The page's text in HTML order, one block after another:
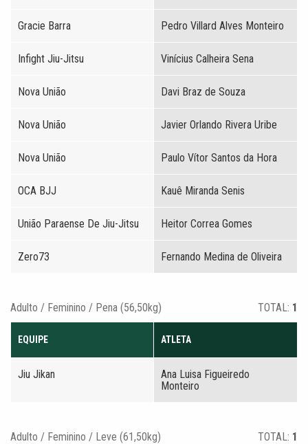
Gracie Barra Pedro Villard Alves Monteiro
Infight Jiu-Jitsu Vinícius Calheira Sena
Nova União Davi Braz de Souza
Nova União Javier Orlando Rivera Uribe
Nova União Paulo Vítor Santos da Hora
OCA BJJ Kauê Miranda Senis
União Paraense De Jiu-Jitsu Heitor Correa Gomes
Zero73 Fernando Medina de Oliveira
Adulto / Feminino / Pena (56,50kg) TOTAL: 1
EQUIPE ATLETA
Jiu Jikan
Ana Luisa Figueiredo
Monteiro
Adulto / Feminino / Leve (61,50kg) TOTAL: 1